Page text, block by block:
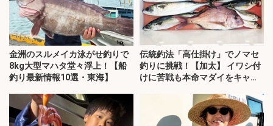
金洲のスルメイカ泳がせ釣りで
8kg大型マハタ堂々浮上！【船
釣り最新情報10選・東海】
伝統釣法「高仕掛け」でノマセ
釣りに挑戦！【加太】 イワシ付
けに苦戦も本命マダイをキャッ